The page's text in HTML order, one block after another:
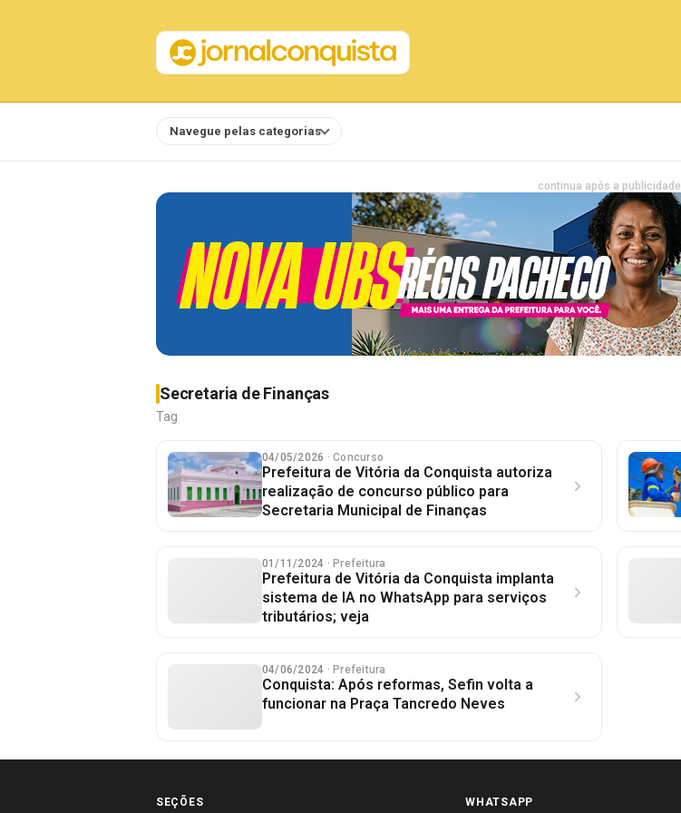
Navegue pelas categorias
continua após a publicidade
Secretaria de Finanças
Tag
04/05/2026 · Concurso
Prefeitura de Vitória da Conquista autoriza
realização de concurso público para
Secretaria Municipal de Finanças
01/11/2024 · Prefeitura
Prefeitura de Vitória da Conquista implanta
sistema de IA no WhatsApp para serviços
tributários; veja
04/06/2024 · Prefeitura
Conquista: Após reformas, Sefin volta a
funcionar na Praça Tancredo Neves
SEÇÕES WHATSAPP